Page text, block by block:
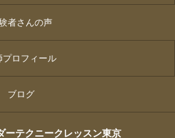
者さんの声
プロフィール
ブログ
ーテクニークレッスン東京